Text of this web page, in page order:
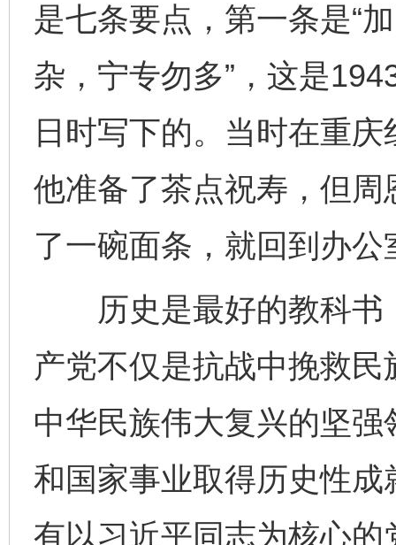
是七条要点，第一条是“
杂，宁专勿多”，这是
日时写下的。当时在重
他准备了茶点祝寿，但
了一碗面条，就回到办
历史是最好的教科书
产党不仅是抗战中挽救
中华民族伟大复兴的坚
和国家事业取得历史性
有以习近平同志为核心